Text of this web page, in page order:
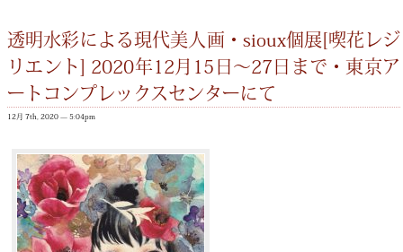
透明水彩による現代美人画・sioux個展[喫花レジ
リエント] 2020年12月15日〜27日まで・東京ア
ートコンプレックスセンターにて
12月 7th, 2020 — 5:04pm